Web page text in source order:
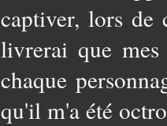
captiver, lors de
livrerai que mes
chaque
qu'il m'a été